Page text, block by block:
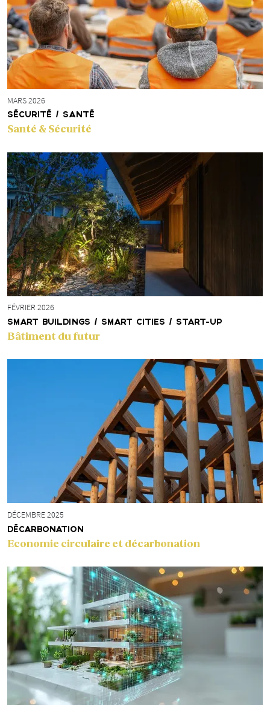
MARS 2026
SÉCURITÉ / SANTÉ
Santé & Sécurité
FÉVRIER 2026
SMART BUILDINGS / SMART CITIES / START-UP
Bâtiment du futur
DÉCEMBRE 2025
DÉCARBONATION
Economie circulaire et décarbonation